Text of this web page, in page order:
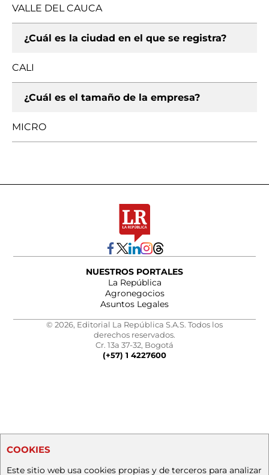
VALLE DEL CAUCA
¿Cuál es la ciudad en el que se registra?
CALI
¿Cuál es el tamaño de la empresa?
MICRO
NUESTROS PORTALES
La República
Agronegocios
Asuntos Legales
© 2026, Editorial La República S.A.S. Todos los
derechos reservados.
Cr. 13a 37-32, Bogotá
(+57) 1 4227600
COOKIES
Este sitio web usa cookies propias y de terceros para analizar